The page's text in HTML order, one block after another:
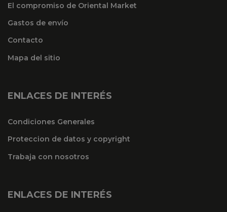
El compromiso de Oriental Market
Gastos de envío
Contacto
Mapa del sitio
ENLACES DE INTERÉS
Condiciones Generales
Proteccion de datos y copyright
Trabaja con nosotros
ENLACES DE INTERÉS